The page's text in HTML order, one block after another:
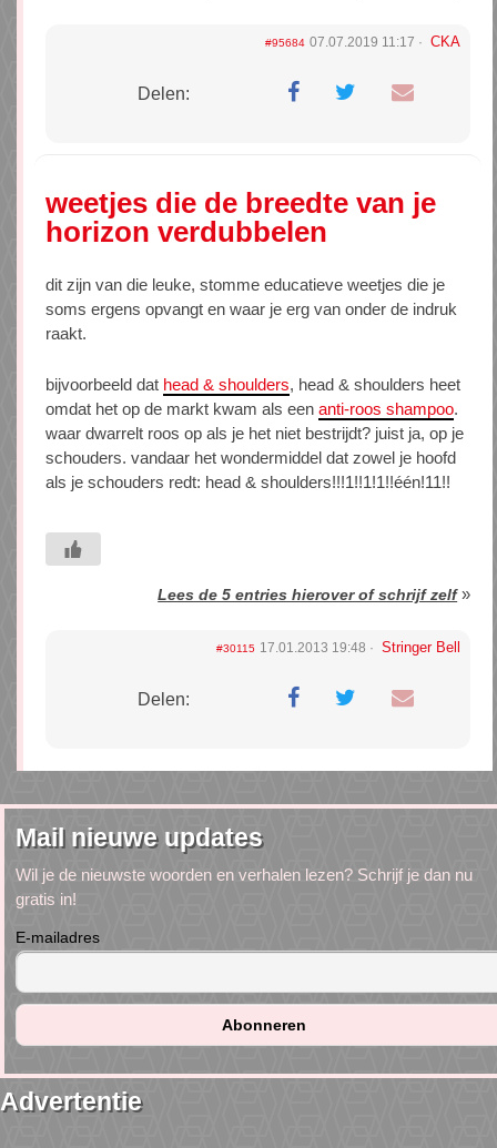
#95684 07.07.2019 11:17 CKA
Delen:
weetjes die de breedte van je
horizon verdubbelen
dit zijn van die leuke, stomme educatieve weetjes die je
soms ergens opvangt en waar je erg van onder de indruk
raakt.
bijvoorbeeld dat head & shoulders, head & shoulders heet
omdat het op de markt kwam als een anti-roos shampoo.
waar dwarrelt roos op als je het niet bestrijdt? juist ja, op je
schouders. vandaar het wondermiddel dat zowel je hoofd
als je schouders redt: head & shoulders!!!1!!1!1!!één!11!!
Lees de 5 entries hierover of schrijf zelf»
#30115 17.01.2013 19:48 Stringer Bell
Delen:
Mail nieuwe updates
Wil je de nieuwste woorden en verhalen lezen? Schrijf je dan nu
gratis in!
E-mailadres
Advertentie